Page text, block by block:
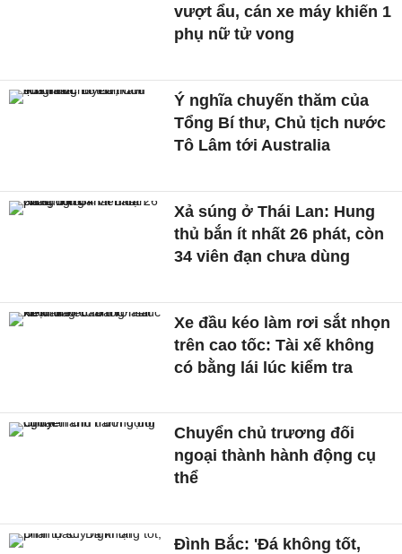
vượt ẩu, cán xe máy khiến 1
phụ nữ tử vong
Ý nghĩa chuyến thăm của
Tổng Bí thư, Chủ tịch nước
Tô Lâm tới Australia
Xả súng ở Thái Lan: Hung
thủ bắn ít nhất 26 phát, còn
34 viên đạn chưa dùng
Xe đầu kéo làm rơi sắt nhọn
trên cao tốc: Tài xế không
có bằng lái lúc kiểm tra
Chuyển chủ trương đối
ngoại thành hành động cụ
thể
Đình Bắc: 'Đá không tốt,